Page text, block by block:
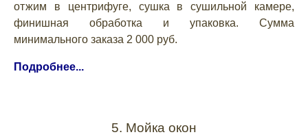
отжим в центрифуге, сушка в сушильной камере,
финишная обработка и упаковка. Сумма
минимального заказа 2 000 руб.
Подробнее...
5. Мойка окон